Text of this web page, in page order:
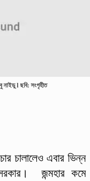
নাইডু l ছবি: সংগৃহীত
চালালেও এবার ভিন্ন
জন্মহার কমে